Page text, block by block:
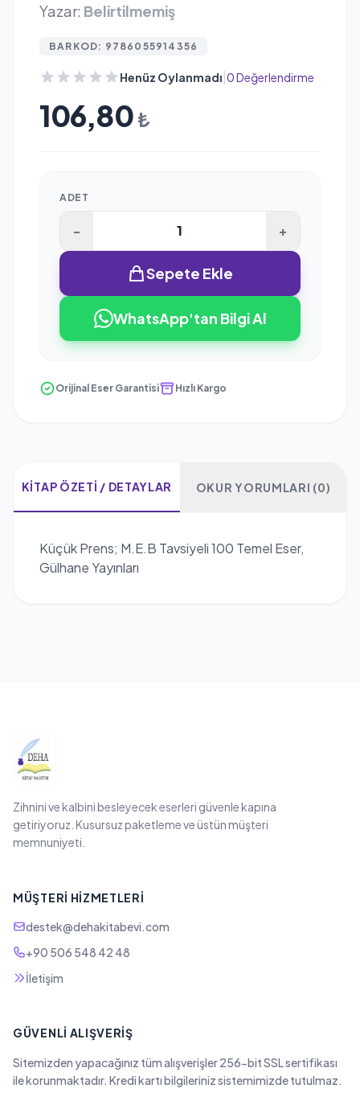
Yazar: Belirtilmemiş
BARKOD: 9786055914356
Henüz Oylanmadı|0 Değerlendirme
106,80 ₺
ADET
- +
Sepete Ekle
WhatsApp'tan Bilgi Al
Orijinal Eser Garantisi Hızlı Kargo
KITAP ÖZETI / DETAYLAR OKUR YORUMLARI (0)
Küçük Prens; M.E.B Tavsiyeli 100 Temel Eser,
Gülhane Yayınları
Zihnini ve kalbini besleyecek eserleri güvenle kapına
getiriyoruz. Kusursuz paketleme ve üstün müşteri
memnuniyeti.
MÜŞTERI HIZMETLERI
destek@dehakitabevi.com
+90 506 548 42 48
İletişim
GÜVENLI ALIŞVERIŞ
Sitemizden yapacağınız tüm alışverişler 256-bit SSL sertifikası
ile korunmaktadır. Kredi kartı bilgileriniz sistemimizde tutulmaz.